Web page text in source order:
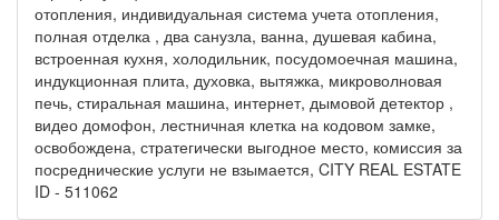
отопления, индивидуальная система учета отопления,
полная отделка , два санузла, ванна, душевая кабина,
встроенная кухня, холодильник, посудомоечная машина,
индукционная плита, духовка, вытяжка, микроволновая
печь, стиральная машина, интернет, дымовой детектор ,
видео домофон, лестничная клетка на кодовом замке,
освобождена, стратегически выгодное место, комиссия за
посреднические услуги не взымается, CITY REAL ESTATE
ID - 511062